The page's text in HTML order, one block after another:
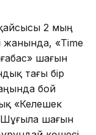
2 мың
жанында, «Time
шағын
тағы бір
бой
«Келешек
Шұғыла шағын